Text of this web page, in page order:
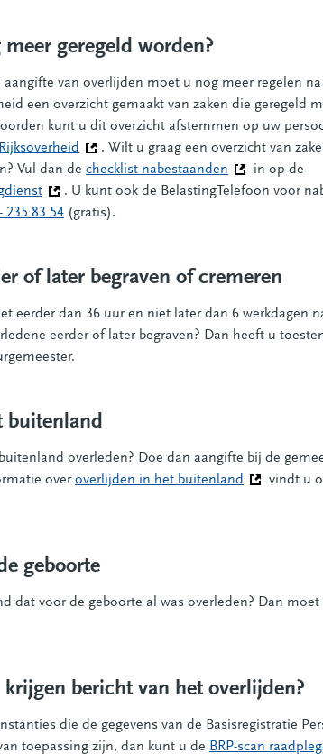
geregeld worden?
aangifte van overlijden moet u nog meer regelen
een overzicht gemaakt van zaken die geregeld
kunt u dit overzicht afstemmen op uw
(Deze link gaat naar een andere
. Wilt u graag een overzicht van
Vul dan de checklist nabestaanden (Deze link
in op de
(Deze link gaat naar een andere website)
. U kunt ook de BelastingTelefoon voor
235 83 54 (gratis).
of later begraven of cremeren
eerder dan 36 uur en niet later dan 6 werkdagen
eerder of later begraven? Dan heeft u
buitenland
overleden? Doe dan aangifte bij de
overoverlijden in het buitenland (Deze link
vindt u
geboorte
dat voor de geboorte al was overleden? Dan
bericht van het overlijden?
die de gegevens van de Basisregistratie
toepassing zijn, dan kunt u de BRP-scan